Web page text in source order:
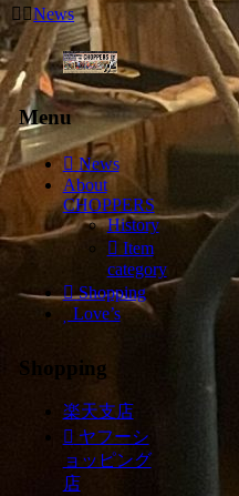
News
Menu
News
About
CHOPPERS
History
Item
category
Shopping
Love’s
Shopping
楽天支店
ヤフーシ
ョッピング
店